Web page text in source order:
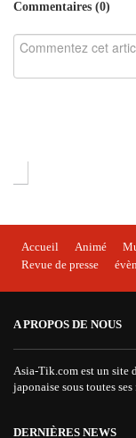
Commentaires (0)
Accueil Animé
Revue de presse
A PROPOS DE NOUS
Asia-Tik.com est un site
japonaise sous toutes ses
DERNIÈRES NEWS